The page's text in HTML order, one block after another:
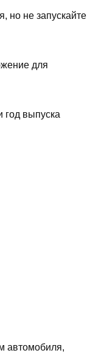
но не запускайте
для
год выпуска
автомобиля,